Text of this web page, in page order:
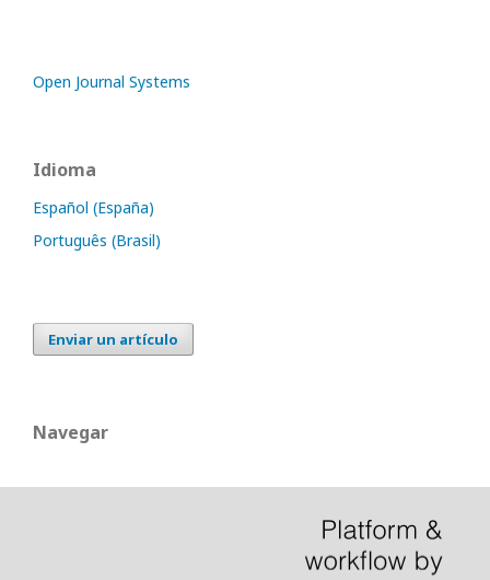
Open Journal Systems
Idioma
Español (España)
Português (Brasil)
Enviar un artículo
Navegar